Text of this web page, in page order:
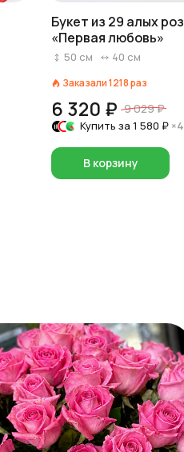
Букет из 29 алых роз
«Первая любовь»
50 см 40 см
Заказали1218раз
6 320 ₽ 9 029 ₽
Купить за1 580 ₽ ×4
В корзину